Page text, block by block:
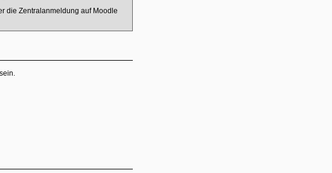
die Zentralanmeldung auf Moodle